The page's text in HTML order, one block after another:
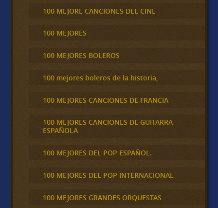
100 MEJORE CANCIONES DEL CINE
100 MEJORES
100 MEJORES BOLEROS
100 mejores boleros de la historia,
100 MEJORES CANCIONES DE FRANCIA
100 MEJORES CANCIONES DE GUITARRA
ESPAÑOLA
100 MEJORES DEL POP ESPAÑOL.
100 MEJORES DEL POP INTERNACIONAL
100 MEJORES GRANDES ORQUESTAS